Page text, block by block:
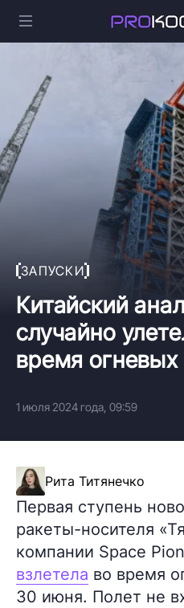
ЗАПУСКИ
Китайский
случайно
время
1 июля 2024 года, 09:59
Рита Титянечко
Первая ступень
ракеты-носителя
компании Space
взлетела во время
30 июня. Полет не